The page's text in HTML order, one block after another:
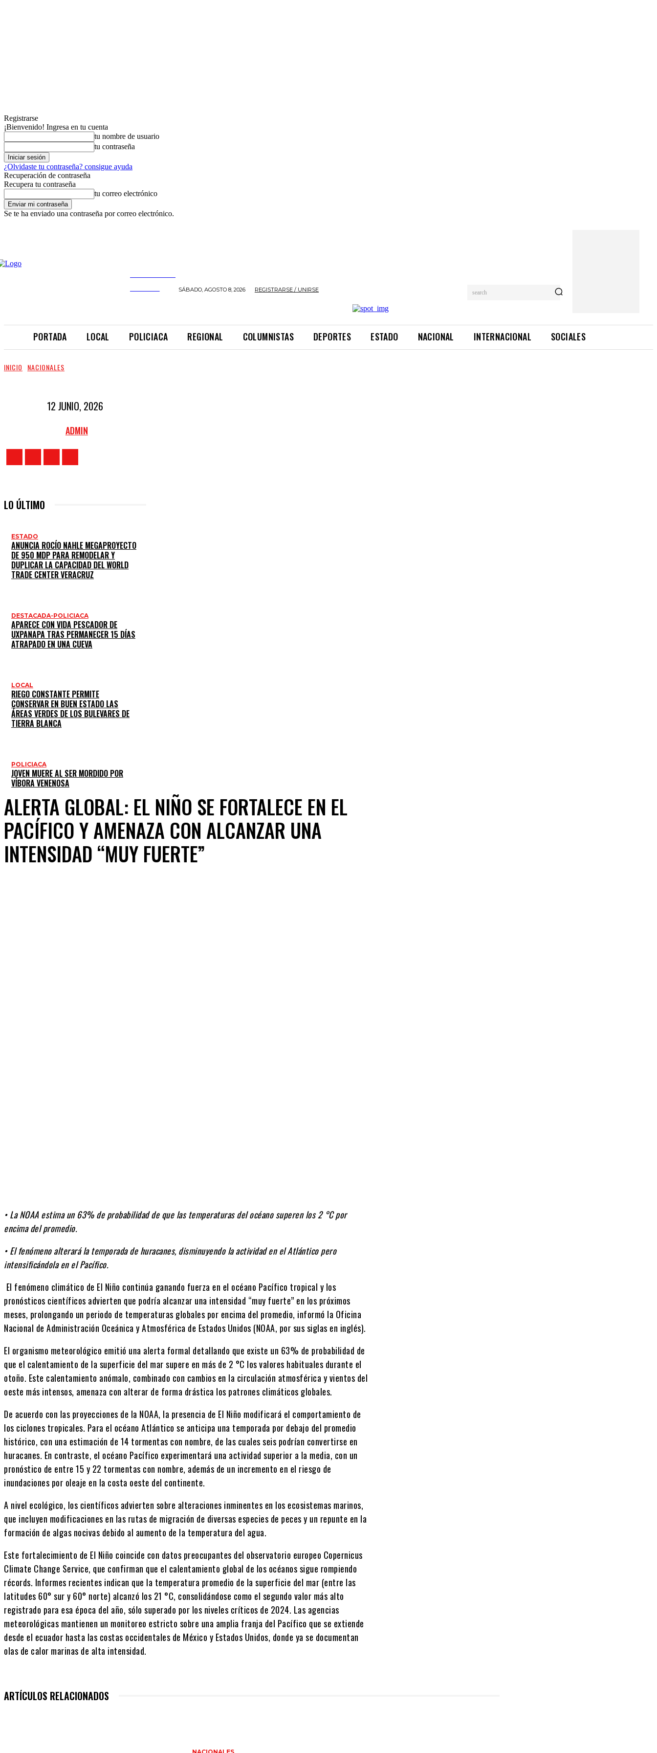
Registrarse
¡Bienvenido! Ingresa en tu cuenta
tu nombre de usuario
tu contraseña
¿Olvidaste tu contraseña? consigue ayuda
Recuperación de contraseña
Recupera tu contraseña
tu correo electrónico
Se te ha enviado una contraseña por correo electrónico.
SÁBADO, AGOSTO 8, 2026 REGISTRARSE / UNIRSE search
PORTADA LOCAL POLICIACA REGIONAL COLUMNISTAS DEPORTES ESTADO NACIONAL INTERNACIONAL SOCIALES
INICIO NACIONALES
12 JUNIO, 2026
ADMIN
LO ÚLTIMO
ESTADO
ANUNCIA ROCÍO NAHLE MEGAPROYECTO
DE 950 MDP PARA REMODELAR Y
DUPLICAR LA CAPACIDAD DEL WORLD
TRADE CENTER VERACRUZ
DESTACADA-POLICIACA
APARECE CON VIDA PESCADOR DE
UXPANAPA TRAS PERMANECER 15 DÍAS
ATRAPADO EN UNA CUEVA
LOCAL
RIEGO CONSTANTE PERMITE
CONSERVAR EN BUEN ESTADO LAS
ÁREAS VERDES DE LOS BULEVARES DE
TIERRA BLANCA
POLICIACA
JOVEN MUERE AL SER MORDIDO POR
VÍBORA VENENOSA
ALERTA GLOBAL: EL NIÑO SE FORTALECE EN EL
PACÍFICO Y AMENAZA CON ALCANZAR UNA
INTENSIDAD “MUY FUERTE”
• La NOAA estima un 63% de probabilidad de que las temperaturas del océano superen los 2 °C por
encima del promedio.
• El fenómeno alterará la temporada de huracanes, disminuyendo la actividad en el Atlántico pero
intensificándola en el Pacífico.
El fenómeno climático de El Niño continúa ganando fuerza en el océano Pacífico tropical y los
pronósticos científicos advierten que podría alcanzar una intensidad “muy fuerte” en los próximos
meses, prolongando un periodo de temperaturas globales por encima del promedio, informó la Oficina
Nacional de Administración Oceánica y Atmosférica de Estados Unidos (NOAA, por sus siglas en inglés).
El organismo meteorológico emitió una alerta formal detallando que existe un 63% de probabilidad de
que el calentamiento de la superficie del mar supere en más de 2 °C los valores habituales durante el
otoño. Este calentamiento anómalo, combinado con cambios en la circulación atmosférica y vientos del
oeste más intensos, amenaza con alterar de forma drástica los patrones climáticos globales.
De acuerdo con las proyecciones de la NOAA, la presencia de El Niño modificará el comportamiento de
los ciclones tropicales. Para el océano Atlántico se anticipa una temporada por debajo del promedio
histórico, con una estimación de 14 tormentas con nombre, de las cuales seis podrían convertirse en
huracanes. En contraste, el océano Pacífico experimentará una actividad superior a la media, con un
pronóstico de entre 15 y 22 tormentas con nombre, además de un incremento en el riesgo de
inundaciones por oleaje en la costa oeste del continente.
A nivel ecológico, los científicos advierten sobre alteraciones inminentes en los ecosistemas marinos,
que incluyen modificaciones en las rutas de migración de diversas especies de peces y un repunte en la
formación de algas nocivas debido al aumento de la temperatura del agua.
Este fortalecimiento de El Niño coincide con datos preocupantes del observatorio europeo Copernicus
Climate Change Service, que confirman que el calentamiento global de los océanos sigue rompiendo
récords. Informes recientes indican que la temperatura promedio de la superficie del mar (entre las
latitudes 60° sur y 60° norte) alcanzó los 21 °C, consolidándose como el segundo valor más alto
registrado para esa época del año, sólo superado por los niveles críticos de 2024. Las agencias
meteorológicas mantienen un monitoreo estricto sobre una amplia franja del Pacífico que se extiende
desde el ecuador hasta las costas occidentales de México y Estados Unidos, donde ya se documentan
olas de calor marinas de alta intensidad.
ARTÍCULOS RELACIONADOS